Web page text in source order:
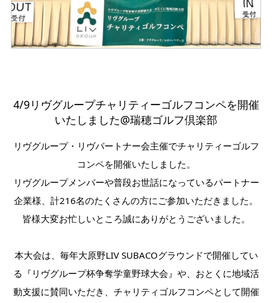
4/9リヴグループチャリティーゴルフコンペを開催
いたしました@瑞穂ゴルフ倶楽部
リヴグループ・リヴパートナー会主催でチャリティーゴルフ
コンペを開催いたしました。
リヴグループメンバーや普段お世話になっているパートナー
企業様、計216名のたくさんの方にご参加いただきました。
皆様大変お忙しいところ誠にありがとうございました。
本大会は、毎年大原野LIV SUBACOグラウンドで開催してい
る『リヴグループ杯争奪学童野球大会』や、おとくに地域活
動支援に賛同いただき、チャリティゴルフコンペとして開催